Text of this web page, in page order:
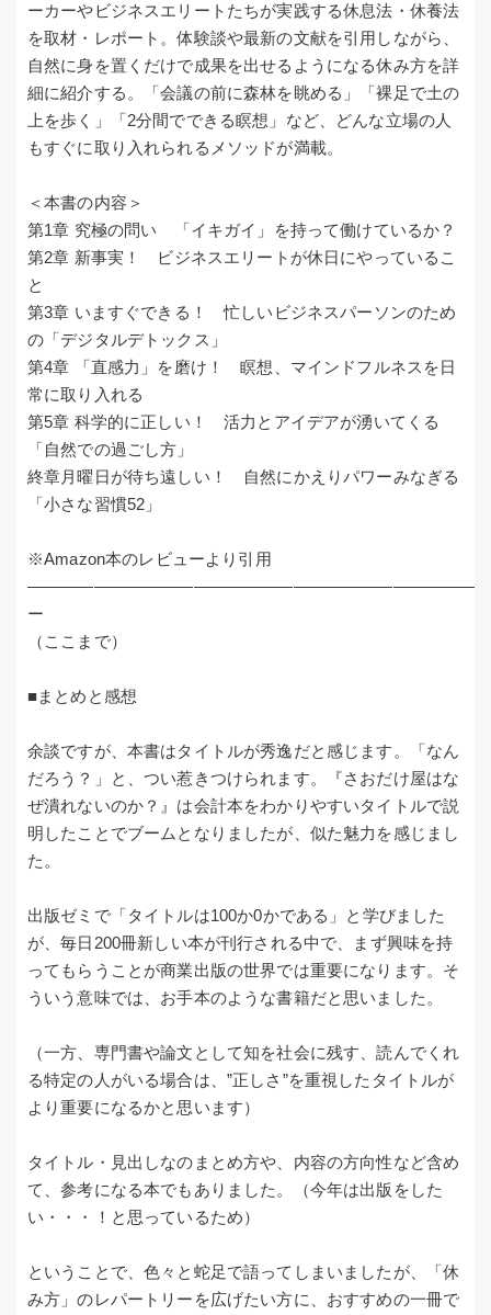
ーカーやビジネスエリートたちが実践する休息法・休養法
を取材・レポート。体験談や最新の文献を引用しながら、
自然に身を置くだけで成果を出せるようになる休み方を詳
細に紹介する。「会議の前に森林を眺める」「裸足で土の
上を歩く」「2分間でできる瞑想」など、どんな立場の人
もすぐに取り入れられるメソッドが満載。
＜本書の内容＞
第1章 究極の問い 「イキガイ」を持って働けているか？
第2章 新事実！ ビジネスエリートが休日にやっているこ
と
第3章 いますぐできる！ 忙しいビジネスパーソンのため
の「デジタルデトックス」
第4章 「直感力」を磨け！ 瞑想、マインドフルネスを日
常に取り入れる
第5章 科学的に正しい！ 活力とアイデアが湧いてくる
「自然での過ごし方」
終章月曜日が待ち遠しい！ 自然にかえりパワーみなぎる
「小さな習慣52」
※Amazon本のレビューより引用
ー
（ここまで）
■まとめと感想
余談ですが、本書はタイトルが秀逸だと感じます。「なん
だろう？」と、つい惹きつけられます。『さおだけ屋はな
ぜ潰れないのか？』は会計本をわかりやすいタイトルで説
明したことでブームとなりましたが、似た魅力を感じまし
た。
出版ゼミで「タイトルは100か0かである」と学びました
が、毎日200冊新しい本が刊行される中で、まず興味を持
ってもらうことが商業出版の世界では重要になります。そ
ういう意味では、お手本のような書籍だと思いました。
（一方、専門書や論文として知を社会に残す、読んでくれ
る特定の人がいる場合は、”正しさ”を重視したタイトルが
より重要になるかと思います）
タイトル・見出しなのまとめ方や、内容の方向性など含め
て、参考になる本でもありました。（今年は出版をした
い・・・！と思っているため）
ということで、色々と蛇足で語ってしまいましたが、「休
み方」のレパートリーを広げたい方に、おすすめの一冊で